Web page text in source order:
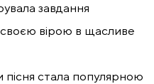
завдання
вірою в щасливе
пісня стала популярною